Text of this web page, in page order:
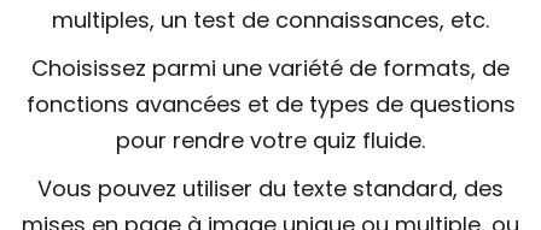
multiples, un test de connaissances, etc.
Choisissez parmi une variété de formats, de
fonctions avancées et de types de questions
pour rendre votre quiz fluide.
Vous pouvez utiliser du texte standard, des